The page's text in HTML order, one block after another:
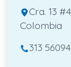
Cra. 13
Colombia
313